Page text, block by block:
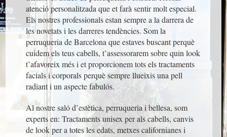
atenció personalitzada que et farà sentir molt especial.
Els nostres professionals estan sempre a la darrera de
les novetats i les darreres tendències. Som la
perruqueria de Barcelona que estaves buscant perquè
cuidem els teus cabells, t’assessorarem sobre quin look
t’afavoreix més i et proporcionem tots els tractaments
facials i corporals perquè sempre llueixis una pell
radiant i un aspecte fabulós.
Al nostre saló d’estètica, perruqueria i bellesa, som
experts en: Tractaments unisex per als cabells, canvis
de look per a totes les edats, metxes californianes i